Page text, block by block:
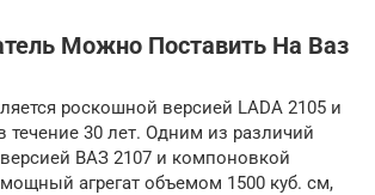
Можно Поставить На Ваз
роскошной версией LADA 2105 и
течение 30 лет. Одним из различий
ВАЗ 2107 и компоновкой
агрегат объемом 1500 куб. см,